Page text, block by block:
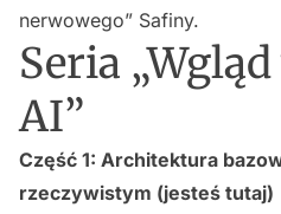
nerwowego” Safiny.
Seria
AI”
Część 1: Architektura
rzeczywistym (jesteś tutaj)